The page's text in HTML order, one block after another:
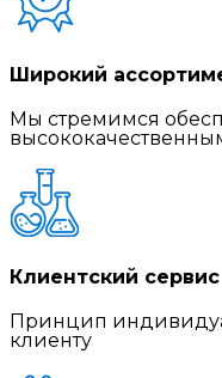
Широкий
Мы стремимся
Клиентский сервис
Принцип
клиенту